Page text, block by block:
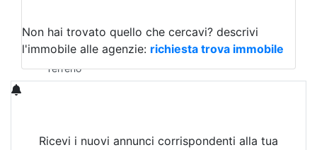
Qualsiasi
Terreno edificabile
Terreno
Non hai trovato quello che cercavi? descrivi
l'immobile alle agenzie: richiesta trova immobile
Ricevi i nuovi annunci corrispondenti alla tua